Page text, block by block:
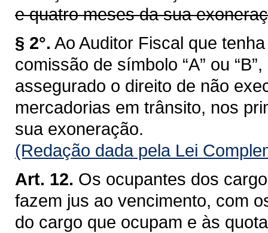
e quatro meses da sua
§ 2°. Ao Auditor Fiscal que
comissão de símbolo “A” ou
assegurado o direito de não
mercadorias em trânsito, nos
sua exoneração.
(Redação dada pela Lei
Art. 12. Os ocupantes dos
fazem jus ao vencimento, com
do cargo que ocupam e às